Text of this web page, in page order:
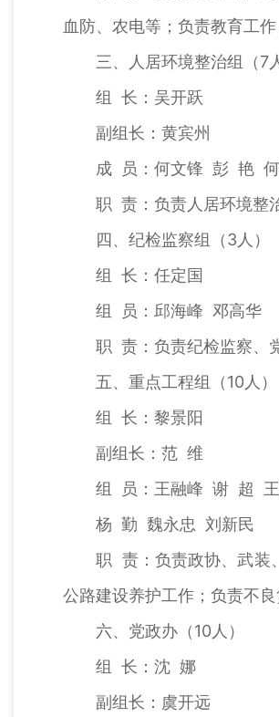
血防、农电等；负责教育工
三、人居环境整治组（7人
组 长：吴开跃
副组长：黄宾州
成 员：何文锋 彭 艳 何
职 责：负责人居环境整治
四、纪检监察组（3人）
组 长：任定国
组 员：邱海峰 邓高华
职 责：负责纪检监察、党
五、重点工程组（10人）
组 长：黎景阳
副组长：范 维
组 员：王融峰 谢 超 王
杨 勤 魏永忠 刘新民
职 责：负责政协、武装、
公路建设养护工作；负责不
六、党政办（10人）
组 长：沈 娜
副组长：虞开远